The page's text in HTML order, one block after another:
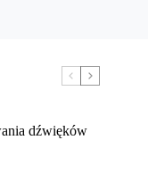
dźwięków